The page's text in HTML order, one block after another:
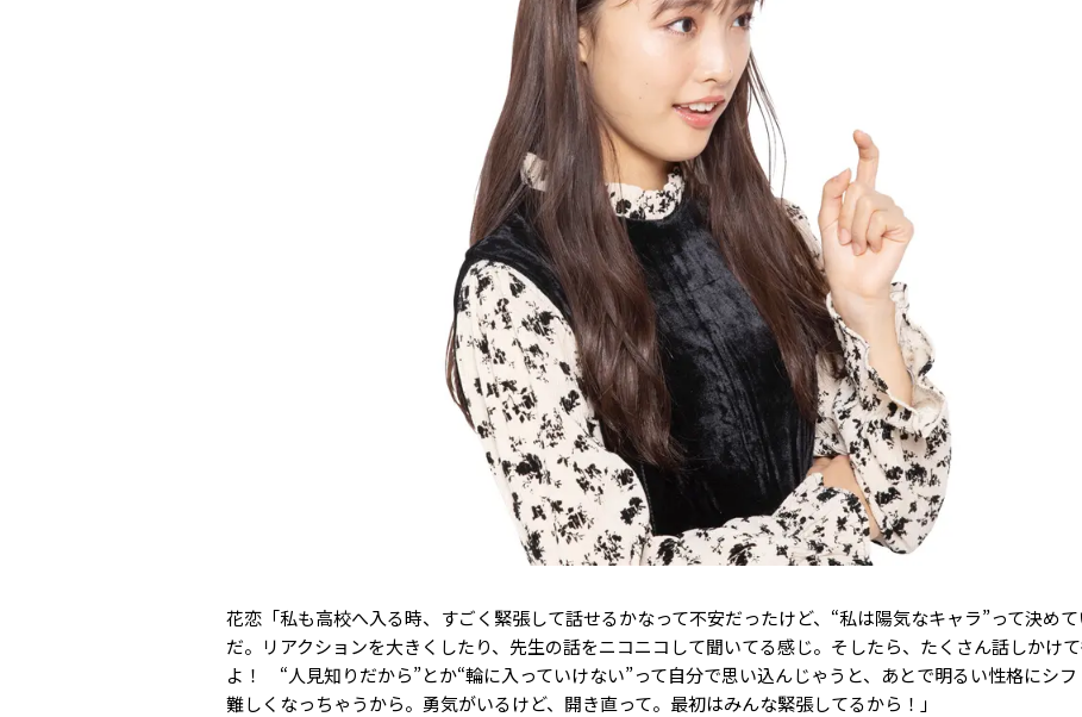
花恋「私も高校へ入る時、すごく緊張して話せるかなって不安だったけど、“私は陽気なキャラ”って決め
だ。リアクションを大きくしたり、先生の話をニコニコして聞いてる感じ。そしたら、たくさん話しかけ
よ！ “人見知りだから”とか“輪に入っていけない”って自分で思い込んじゃうと、あとで明るい性格にシ
難しくなっちゃうから。勇気がいるけど、開き直って。最初はみんな緊張してるから！」